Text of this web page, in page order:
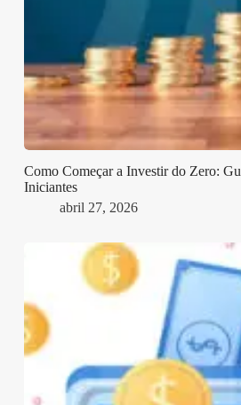
Como Começar a Investir do Zero:
Iniciantes
abril 27, 2026